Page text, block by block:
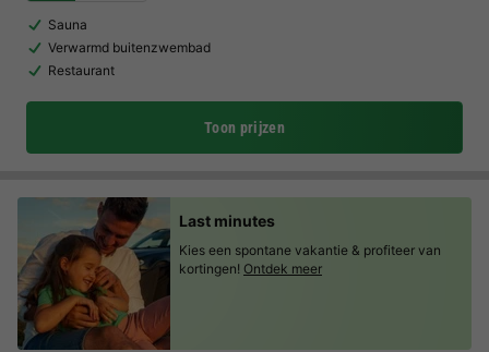
Sauna
Verwarmd buitenzwembad
Restaurant
Toon prijzen
Last minutes
Kies een spontane vakantie & profiteer van
kortingen! Ontdek meer